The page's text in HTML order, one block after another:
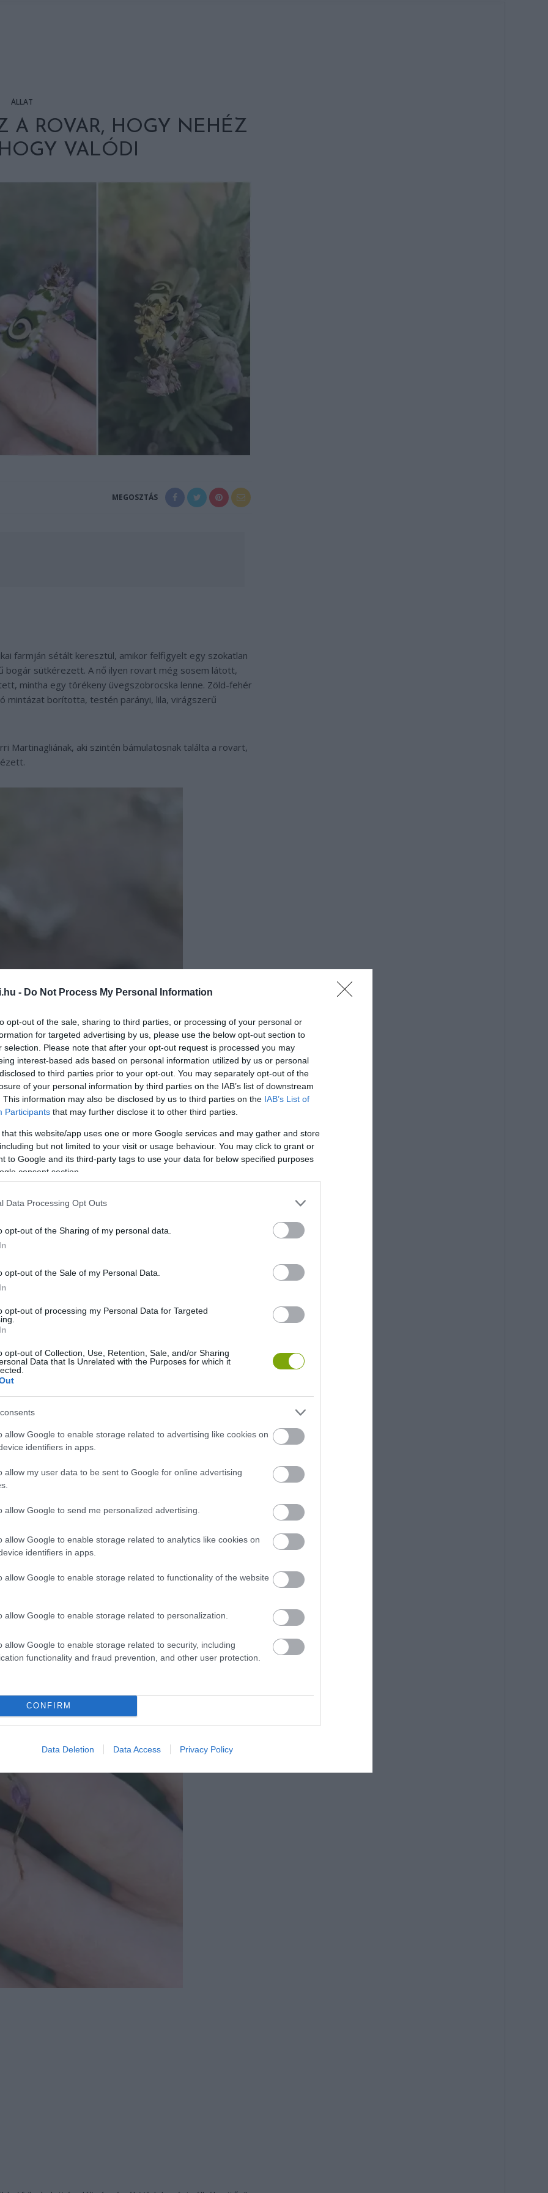
- Do Not Process My Personal Information
opt-out of the sale, sharing to third parties, or processing of your personal or
for targeted advertising by us, please use the below opt-out section to
selection. Please note that after your opt-out request is processed you may
interest-based ads based on personal information utilized by us or personal
to third parties prior to your opt-out. You may separately opt-out of the
of your personal information by third parties on the IAB’s list of downstream
This information may also be disclosed by us to third parties on the IAB’s List of
Participants that may further disclose it to other third parties.
that this website/app uses one or more Google services and may gather and store
but not limited to your visit or usage behaviour. You may click to grant or
to Google and its third-party tags to use your data for below specified purposes
consent section.
Data Processing Opt Outs
opt-out of the Sharing of my personal data.
opt-out of the Sale of my Personal Data.
opt-out of processing my Personal Data for Targeted
opt-out of Collection, Use, Retention, Sale, and/or Sharing
Data that Is Unrelated with the Purposes for which it
allow Google to enable storage related to advertising like cookies on
identifiers in apps.
allow my user data to be sent to Google for online advertising
allow Google to send me personalized advertising.
allow Google to enable storage related to analytics like cookies on
identifiers in apps.
allow Google to enable storage related to functionality of the website
allow Google to enable storage related to personalization.
allow Google to enable storage related to security, including
functionality and fraud prevention, and other user protection.
CONFIRM
Data Deletion Data Access Privacy Policy
ÁLLAT
A ROVAR, HOGY NEHÉZ
VALÓDI
MEGOSZTÁS
farmján sétált keresztül, amikor felfigyelt egy szokatlan
bogár sütkérezett. A nő ilyen rovart még sosem látott,
mintha egy törékeny üvegszobrocska lenne. Zöld-fehér
mintázat borította, testén parányi, lila, virágszerű
Martinagliának, aki szintén bámulatosnak találta a rovart,
a szépségnek és kiderült, hogy a rovar a
közé tartozó, az imádkozó sáskákkal rokon tüskés
tudnak rejtőzködni,
színes virágmanó pedig
mint egy virág.